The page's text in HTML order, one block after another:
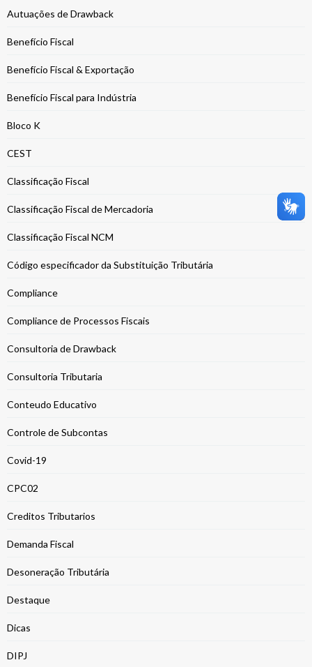
Autuações de Drawback
Benefício Fiscal
Benefício Fiscal & Exportação
Benefício Fiscal para Indústria
Bloco K
CEST
Classificação Fiscal
Classificação Fiscal de Mercadoria
Classificação Fiscal NCM
Código especificador da Substituição Tributária
Compliance
Compliance de Processos Fiscais
Consultoria de Drawback
Consultoria Tributaria
Conteudo Educativo
Controle de Subcontas
Covid-19
CPC02
Creditos Tributarios
Demanda Fiscal
Desoneração Tributária
Destaque
Dicas
DIPJ